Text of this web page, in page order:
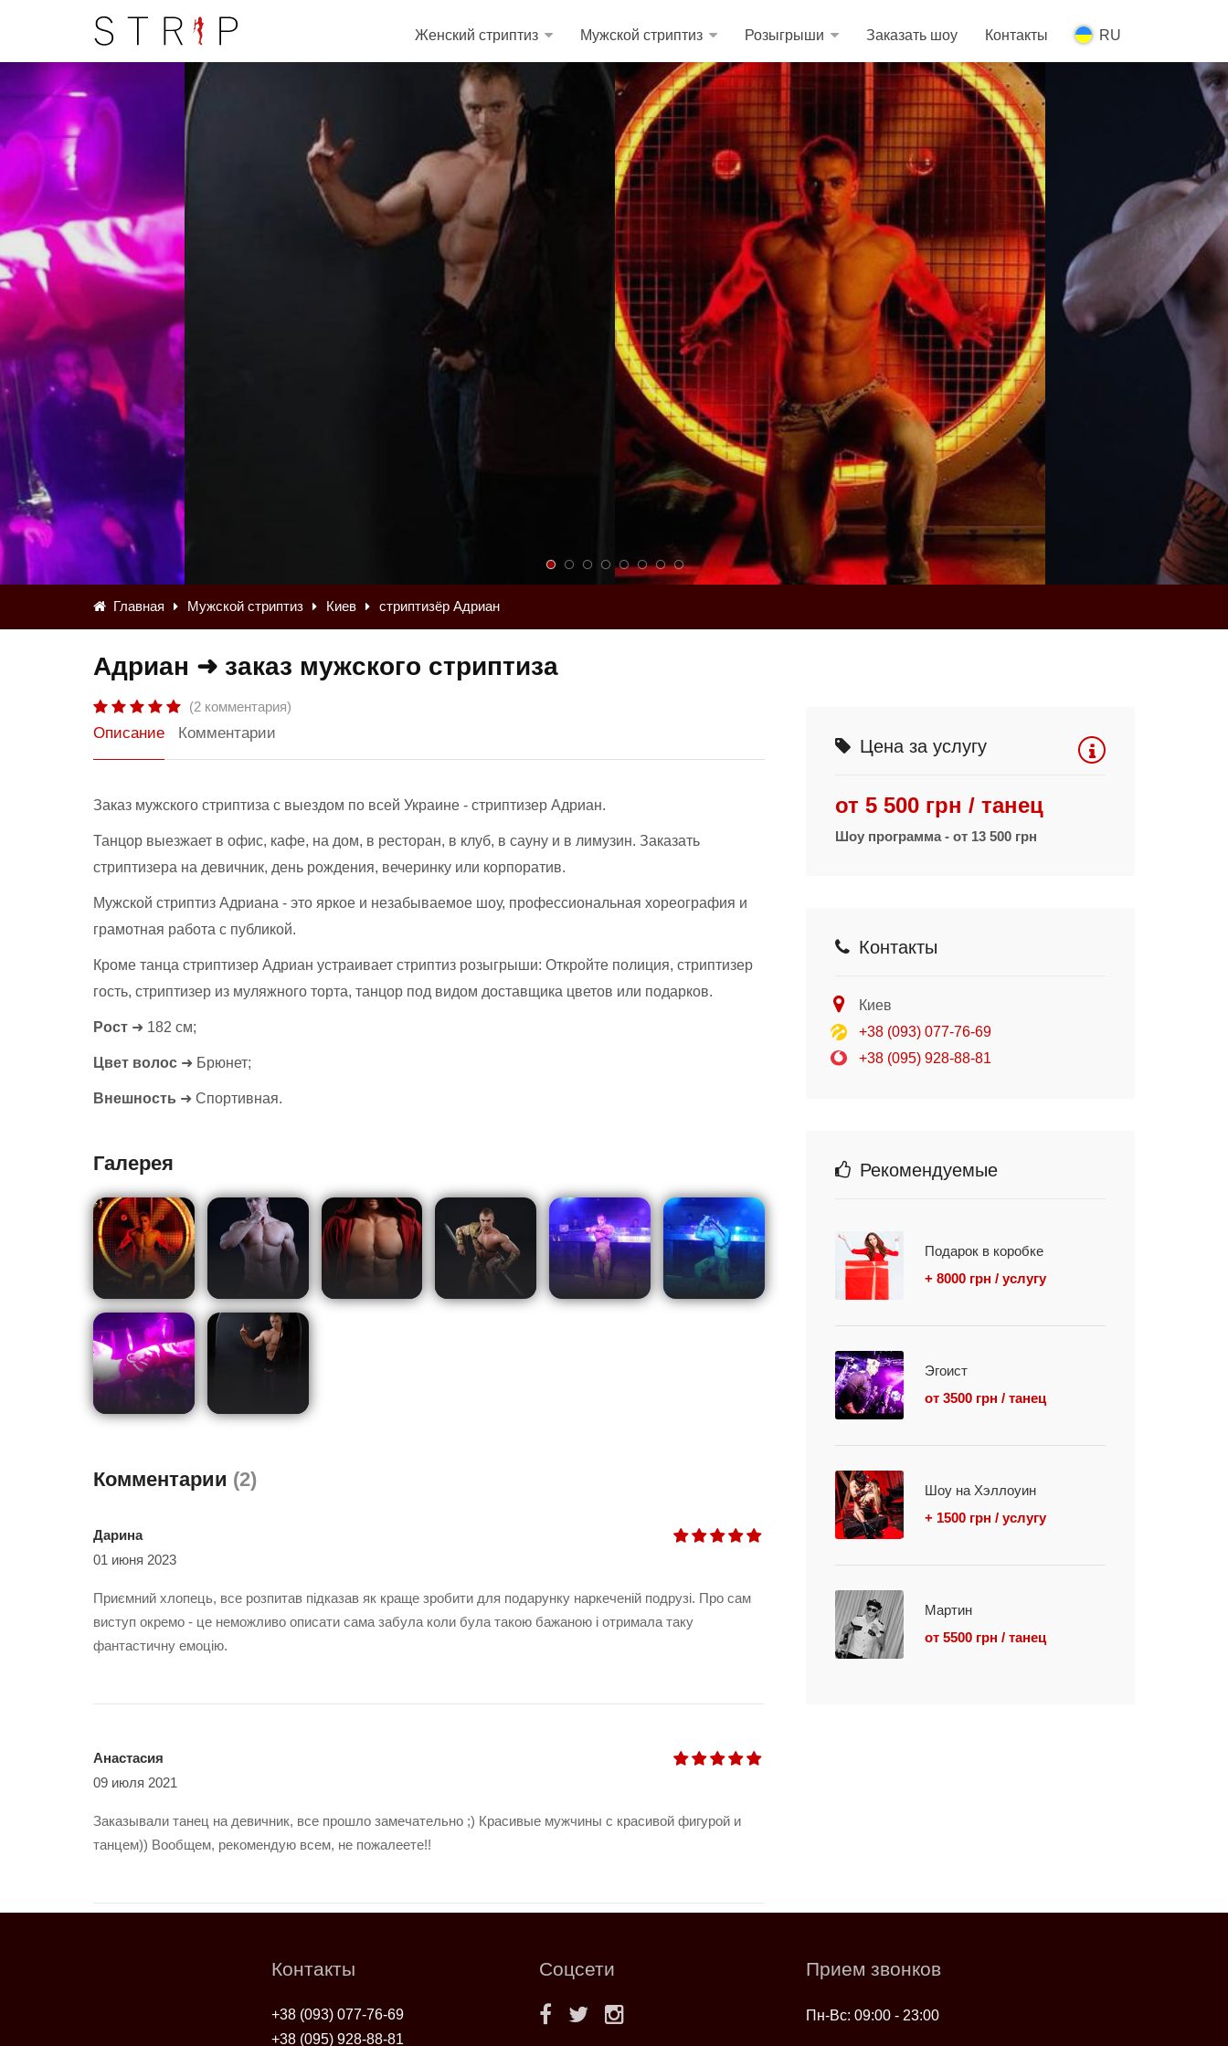
Женский стриптиз Мужской стриптиз Розыгрыши Заказать шоу Контакты RU
Главная Мужской стриптиз Киев стриптизёр Адриан
Адриан ➜ заказ мужского стриптиза
(2 комментария)
Описание Комментарии
Заказ мужского стриптиза с выездом по всей Украине - стриптизер Адриан.
Танцор выезжает в офис, кафе, на дом, в ресторан, в клуб, в сауну и в лимузин. Заказать
стриптизера на девичник, день рождения, вечеринку или корпоратив.
Мужской стриптиз Адриана - это яркое и незабываемое шоу, профессиональная хореография и
грамотная работа с публикой.
Кроме танца стриптизер Адриан устраивает стриптиз розыгрыши: Откройте полиция, стриптизер
гость, стриптизер из муляжного торта, танцор под видом доставщика цветов или подарков.
Рост ➜ 182 см;
Цвет волос ➜ Брюнет;
Внешность ➜ Спортивная.
Галерея
Комментарии (2)
Дарина
01 июня 2023
Приємний хлопець, все розпитав підказав як краще зробити для подарунку наркеченій подрузі. Про сам
виступ окремо - це неможливо описати сама забула коли була такою бажаною і отримала таку
фантастичну емоцію.
Анастасия
09 июля 2021
Заказывали танец на девичник, все прошло замечательно ;) Красивые мужчины с красивой фигурой и
танцем)) Вообщем, рекомендую всем, не пожалеете!!
Цена за услугу
от 5 500 грн / танец
Шоу программа - от 13 500 грн
Контакты
Киев
+38 (093) 077-76-69
+38 (095) 928-88-81
Рекомендуемые
Подарок в коробке
+ 8000 грн / услугу
Эгоист
от 3500 грн / танец
Шоу на Хэллоуин
+ 1500 грн / услугу
Мартин
от 5500 грн / танец
Контакты
+38 (093) 077-76-69
+38 (095) 928-88-81
Соцсети Прием звонков
Пн-Вс: 09:00 - 23:00